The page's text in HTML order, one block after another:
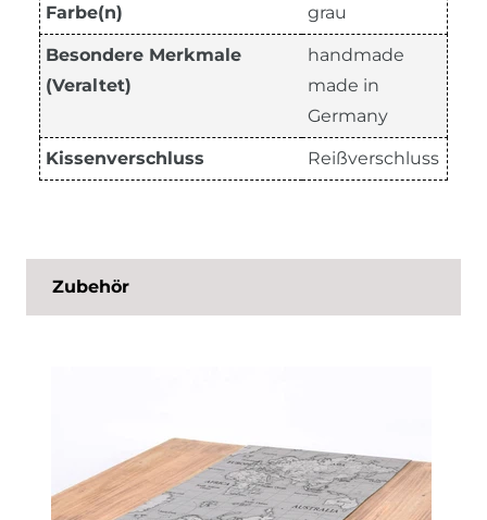
Farbe(n) grau
Besondere Merkmale
(Veraltet)
handmade
made in
Germany
Kissenverschluss Reißverschluss
Zubehör